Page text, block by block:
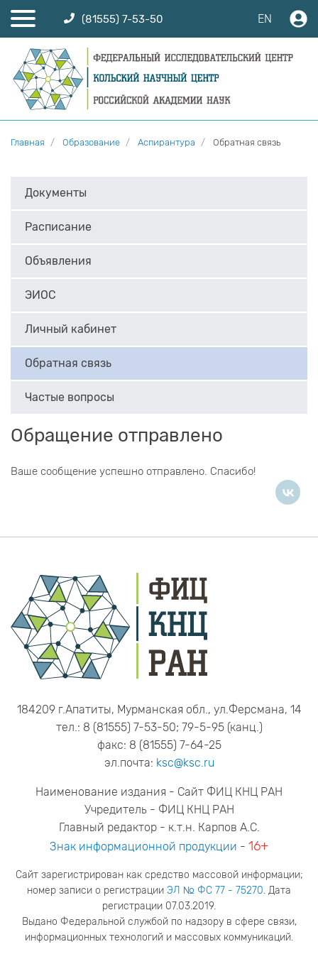
(81555) 7-53-50 EN
Главная Образование Аспирантура Обратная связь
Документы
Расписание
Объявления
ЭИОС
Личный кабинет
Обратная связь
Частые вопросы
Обращение отправлено
Ваше сообщение успешно отправлено. Спасибо!
184209 г.Апатиты, Мурманская обл., ул.Ферсмана, 14
тел.: 8 (81555) 7-53-50; 79-5-95 (канц.)
факс: 8 (81555) 7-64-25
эл.почта: ksc@ksc.ru
Наименование издания - Сайт ФИЦ КНЦ РАН
Учредитель - ФИЦ КНЦ РАН
Главный редактор - к.т.н. Карпов А.С.
Знак информационной продукции - 16+
Сайт зарегистрирован как средство массовой информации;
номер записи о регистрации ЭЛ № ФС 77 - 75270. Дата
регистрации 07.03.2019.
Выдано Федеральной службой по надзору в сфере связи,
информационных технологий и массовых коммуникаций.